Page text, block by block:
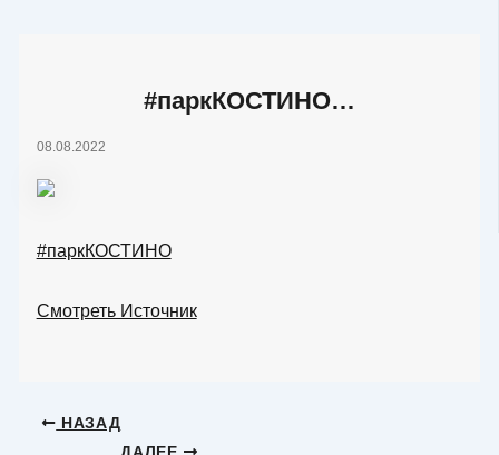
#паркКОСТИНО…
08.08.2022
#паркКОСТИНО
Смотреть Источник
НАЗАД